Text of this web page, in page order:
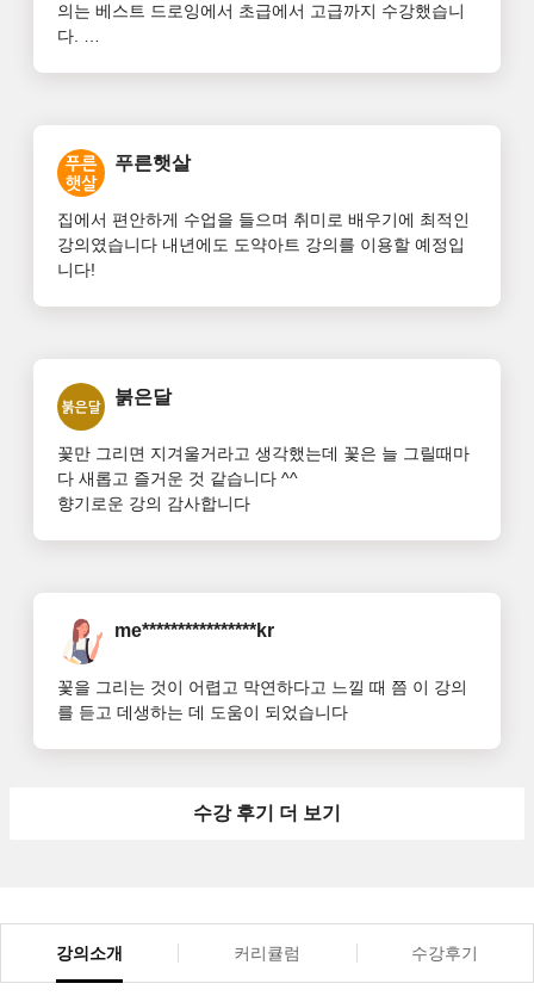
의는 베스트 드로잉에서 초급에서 고급까지 수강했습니
다.
그런데 색 배합이 제일 어렵습니다. 선생님은 실력도 있
으시고 노련함이 있어서 쓱싹하면 멋진 작품이 되지만
중급 이지만  아직은 선생님을 따라 그려야만 하고 화면
상으로는 색깔 구분이 잘 안되니 색 이름을 반복해서 알
려주면서
꽃그림 수업은 그림의 재료도 다양하고 표현방법도 다양
색채 감각까지 익히게 되는 수업입니다. 고급이 기다려집
니다.
윤아샘~ 홧팅~~꽃을 좋아하고 꽃그림으로 힐링 되실 분
들 추천합니다.
푸른햇살
집에서 편안하게 수업을 들으며 취미로 배우기에 최적인
강의였습니다 내년에도 도약아트 강의를 이용할 예정입
니다!
붉은달
꽃만 그리면 지겨울거라고 생각했는데 꽃은 늘 그릴때마
다 새롭고 즐거운 것 같습니다 ^^
향기로운 강의 감사합니다
me****************kr
꽃을 그리는 것이 어렵고 막연하다고 느낄 때 쯤 이 강의
를 듣고 데생하는 데 도움이 되었습니다
수강 후기 더 보기
강의소개 커리큘럼 수강후기